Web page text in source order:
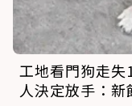
工地看門狗走
人決定放手：